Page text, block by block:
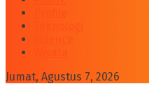
Jumat, Agustus 7, 2026